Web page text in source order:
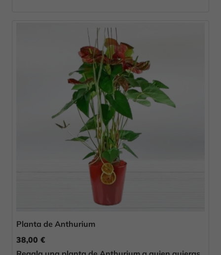
Planta de Anthurium
38,00 €